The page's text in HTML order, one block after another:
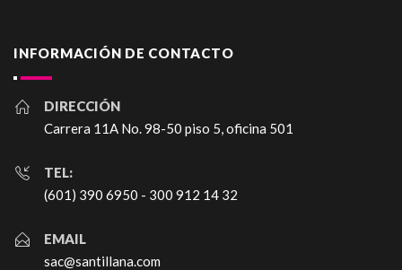
INFORMACIÓN DE CONTACTO
DIRECCIÓN
Carrera 11A No. 98-50 piso 5, oficina 501
TEL:
(601) 390 6950 - 300 912 14 32
EMAIL
sac@santillana.com